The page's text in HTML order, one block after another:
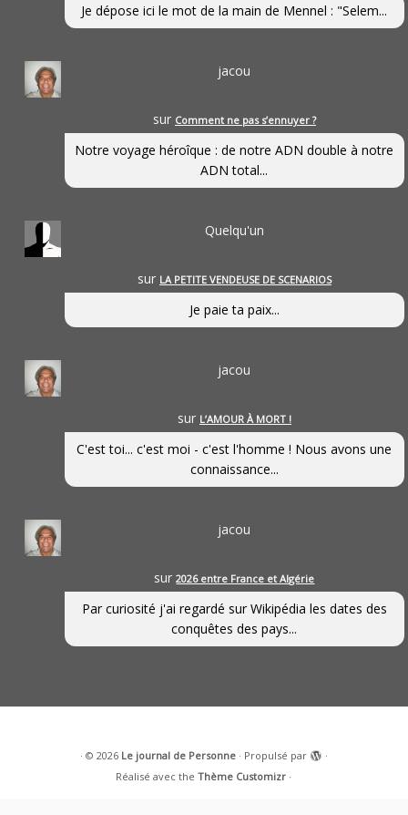
Je dépose ici le mot de la main de Mennel : "Selem...
jacou
sur Comment ne pas s’ennuyer ?
Notre voyage héroîque : de notre ADN double à notre
ADN total...
Quelqu'un
sur LA PETITE VENDEUSE DE SCENARIOS
Je paie ta paix...
jacou
sur L’AMOUR À MORT !
C'est toi... c'est moi - c'est l'homme ! Nous avons une
connaissance...
jacou
sur2026 entre France et Algérie
Par curiosité j'ai regardé sur Wikipédia les dates des
conquêtes des pays...
· © 2026 Le journal de Personne· Propulsé par
·
Réalisé avec theThème Customizr ·